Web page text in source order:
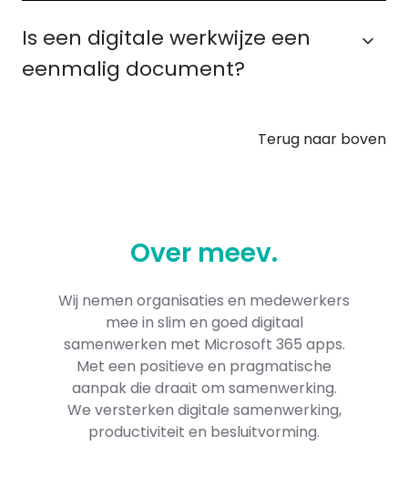
Is een digitale werkwijze een
eenmalig document?
Terug naar boven
Over meev.
Wij nemen organisaties en medewerkers
mee in slim en goed digitaal
samenwerken met Microsoft 365​ apps.
Met een positieve en pragmatische
aanpak die draait om samenwerking.
We versterken digitale samenwerking,
productiviteit en besluitvorming.